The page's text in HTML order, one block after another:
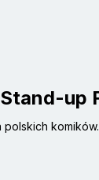
up
polskich komików.